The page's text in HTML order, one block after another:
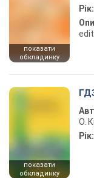
показати
обкладинку
Рік:
показати
обкладинку
О.
Рік: